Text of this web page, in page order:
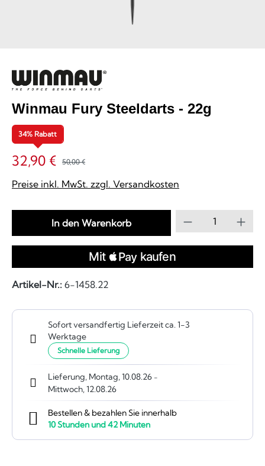
Winmau Fury Steeldarts - 22g
34% Rabatt
32,90 € 50,00 €
Preise inkl. MwSt. zzgl. Versandkosten
Produkt
In den Warenkorb
Artikel-Nr.: 6-1458.22
Sofort versandfertig Lieferzeit ca. 1-3
Werktage
Schnelle Lieferung
Lieferung, Montag, 10.08.26 -
Mittwoch, 12.08.26
Bestellen & bezahlen Sie innerhalb
10Stunden und42 Minuten